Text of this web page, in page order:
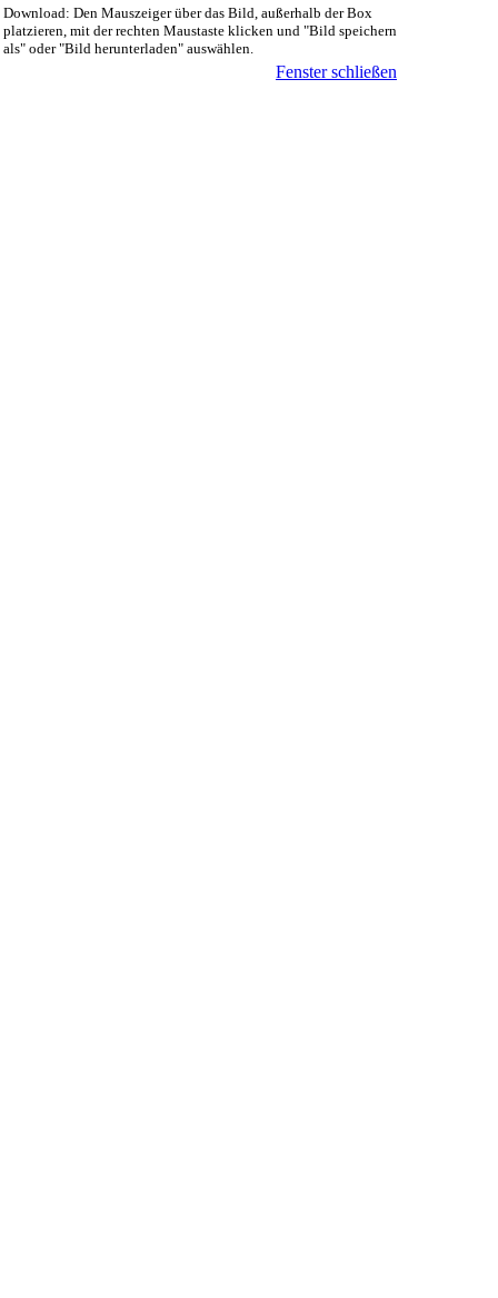
Download: Den Mauszeiger über das Bild, außerhalb der Box
platzieren, mit der rechten Maustaste klicken und "Bild speichern
als" oder "Bild herunterladen" auswählen.
Fenster schließen